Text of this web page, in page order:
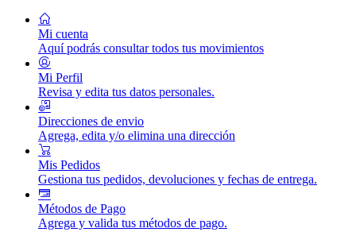
Mi cuenta
Aquí podrás consultar todos tus movimientos
Mi Perfil
Revisa y edita tus datos personales.
Direcciones de envio
Agrega, edita y/o elimina una dirección
Mis Pedidos
Gestiona tus pedidos, devoluciones y fechas de entrega.
Métodos de Pago
Agrega y valida tus métodos de pago.